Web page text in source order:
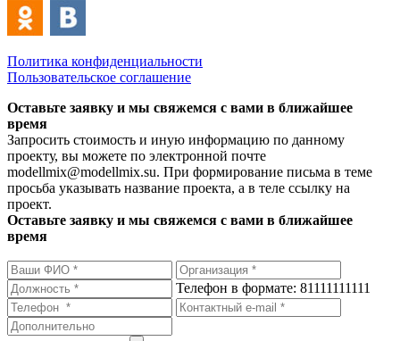
Политика конфиденциальности
Пользовательское соглашение
Оставьте заявку и мы свяжемся с вами в ближайшее
время
Запросить стоимость и иную информацию по данному
проекту, вы можете по электронной почте
modellmix@modellmix.su. При формирование письма в теме
просьба указывать название проекта, а в теле ссылку на
проект.
Оставьте заявку и мы свяжемся с вами в ближайшее
время
Телефон в формате: 81111111111